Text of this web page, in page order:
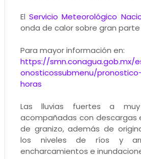
ElServicio Meteorológico
onda de calor sobre gran parte
Para mayor información en:
https://smn.conagua.gob.mx/
onosticossubmenu/
horas
Las lluvias fuertes a
acompañadas con descargas
de granizo, además de
los niveles de ríos y
encharcamientos e